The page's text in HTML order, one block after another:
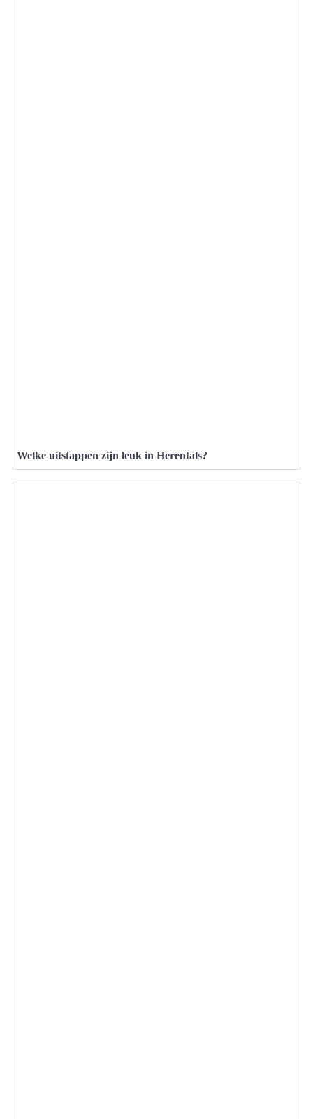
Welke uitstappen zijn leuk in Herentals?